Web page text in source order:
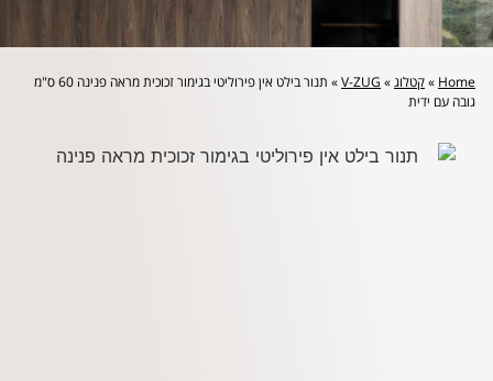
Home
»קטלוג»
V-ZUG
»
תנור בילט אין פירוליטי בגימור זכוכית מראה פנינה 60 ס"מ
גובה עם ידית